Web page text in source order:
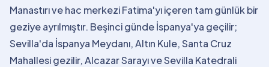
Manastırı ve hac merkezi Fatima'yı içeren tam günlük bir
geziye ayrılmıştır. Beşinci günde İspanya'ya geçilir;
Sevilla'da İspanya Meydanı, Altın Kule, Santa Cruz
Mahallesi gezilir, Alcazar Sarayı ve Sevilla Katedrali